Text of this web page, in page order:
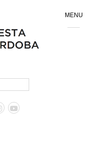
MENU